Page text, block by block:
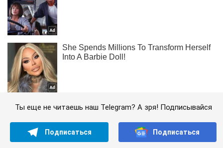
Ты еще не читаешь наш Telegram? А зря! Подписывайся
Подписаться Подписаться